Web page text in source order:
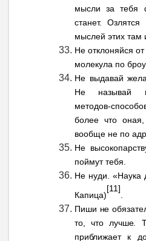
мысли за тебя
станет.
мыслей этих там
Не отклоняйся
молекула по
Не выдавай
Не называй
методов-
более что
вообще не по
Не
поймут тебя.
Не нуди. «Наука
Капица)
[11]
Пиши не
то, что лучше.
приближает к